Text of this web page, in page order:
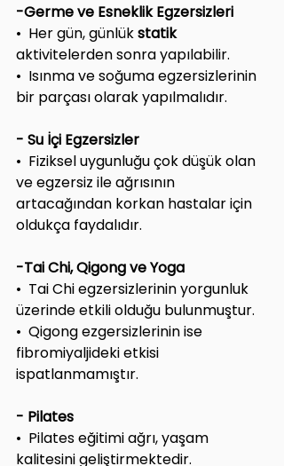
-Germe ve Esneklik Egzersizleri
•  Her gün, günlük statik
aktivitelerden sonra yapılabilir.
•  Isınma ve soğuma egzersizlerinin
bir parçası olarak yapılmalıdır.
- Su İçi Egzersizler
•  Fiziksel uygunluğu çok düşük olan
ve egzersiz ile ağrısının
artacağından korkan hastalar için
oldukça faydalıdır.
-Tai Chi, Qigong ve Yoga
•  Tai Chi egzersizlerinin yorgunluk
üzerinde etkili olduğu bulunmuştur.
•  Qigong ezgersizlerinin ise
fibromiyaljideki etkisi
ispatlanmamıştır.
- Pilates
•  Pilates eğitimi ağrı, yaşam
kalitesini geliştirmektedir.